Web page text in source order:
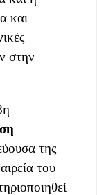
και
στην
της
του